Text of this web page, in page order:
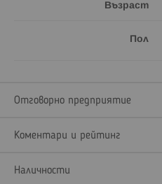
Възраст
Пол
Отговорно предприятие
Коментари и рейтинг
Наличности